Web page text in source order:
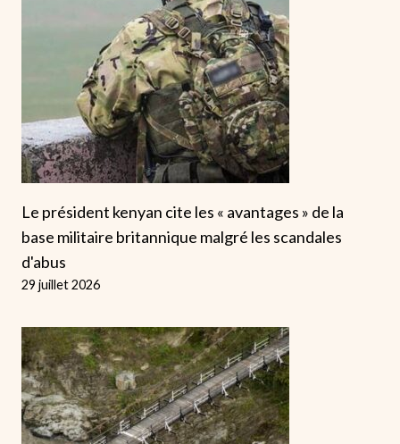
Le président kenyan cite les « avantages » de la
base militaire britannique malgré les scandales
d'abus
29 juillet 2026